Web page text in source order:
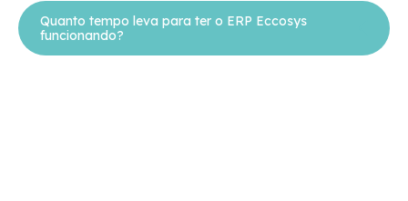
Quanto tempo leva para ter o ERP Eccosys
funcionando?